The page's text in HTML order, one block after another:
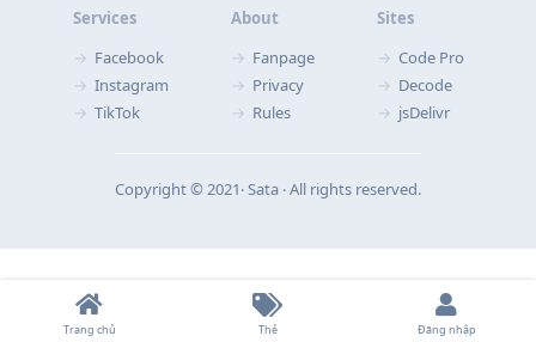
Services
Facebook
Instagram
TikTok
About
Fanpage
Privacy
Rules
Sites
Code Pro
Decode
jsDelivr
Copyright © 2021‧ Sata ‧ All rights reserved.
Trang chủ Thẻ Đăng nhập